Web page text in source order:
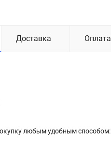
Доставка Оплата
любым удобным способом: